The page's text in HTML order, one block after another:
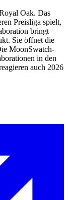
Oak. Das
Preisliga spielt,
bringt
Sie öffnet die
MoonSwatch-
in den
auch 2026